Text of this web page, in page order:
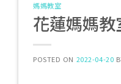
媽媽教室
花蓮媽媽教
POSTED ON 2022-04-20